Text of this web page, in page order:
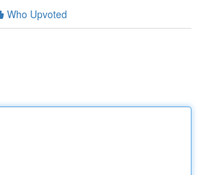
Who Upvoted